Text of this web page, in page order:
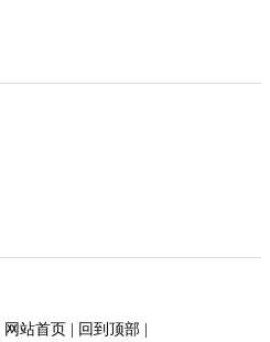
网站首页| 回到顶部|